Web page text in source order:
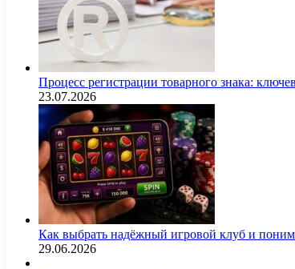
Процесс регистрации товарного знака:
23.07.2026
Как выбрать надёжный игровой клуб и
29.06.2026